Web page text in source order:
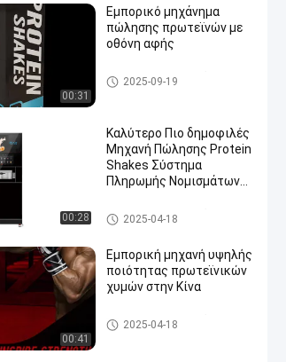
00:31
Εμπορικό μηχάνημα
πώλησης πρωτεϊνών με
οθόνη αφής
Μηχανή που πωλεί άμεσα κα
φέ
2025-09-19
00:28
Καλύτερο Πιο δημοφιλές
Μηχανή Πώλησης Protein
Shakes Σύστημα
Πληρωμής Νομισμάτων
Μηχανή που πωλεί άμεσα κα
φέ
2025-04-18
00:41
Εμπορική μηχανή υψηλής
ποιότητας πρωτεϊνικών
χυμών στην Κίνα
Μηχανή που πωλεί άμεσα κα
φέ
2025-04-18